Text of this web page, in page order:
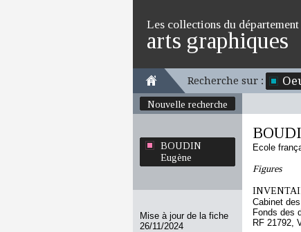
Les collections du département
arts graphiques
Recherche sur :
Nouvelle recherche
BOUDIN
Eugène
Mise à jour de la fiche
26/11/2024
Ecole
Figures
Cabinet
Fonds des
RF 21792,